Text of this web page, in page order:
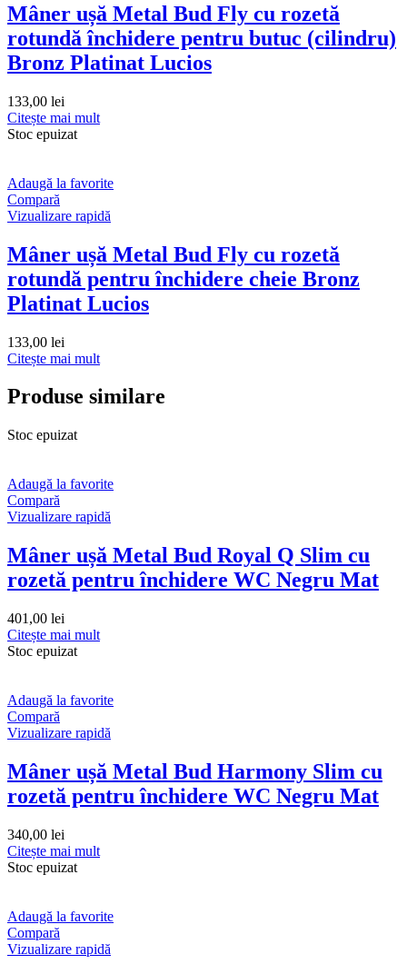
Mâner ușă Metal Bud Fly cu rozetă
rotundă închidere pentru butuc (cilindru)
Bronz Platinat Lucios
133,00 lei
Citește mai mult
Stoc epuizat
Adaugă la favorite
Compară
Vizualizare rapidă
Mâner ușă Metal Bud Fly cu rozetă
rotundă pentru închidere cheie Bronz
Platinat Lucios
133,00 lei
Citește mai mult
Produse similare
Stoc epuizat
Adaugă la favorite
Compară
Vizualizare rapidă
Mâner ușă Metal Bud Royal Q Slim cu
rozetă pentru închidere WC Negru Mat
401,00 lei
Citește mai mult
Stoc epuizat
Adaugă la favorite
Compară
Vizualizare rapidă
Mâner ușă Metal Bud Harmony Slim cu
rozetă pentru închidere WC Negru Mat
340,00 lei
Citește mai mult
Stoc epuizat
Adaugă la favorite
Compară
Vizualizare rapidă